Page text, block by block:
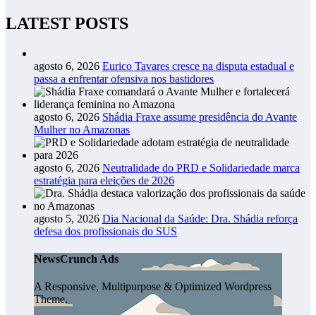
LATEST POSTS
agosto 6, 2026 Eurico Tavares cresce na disputa estadual e
passa a enfrentar ofensiva nos bastidores
agosto 6, 2026 Shádia Fraxe assume presidência do Avante
Mulher no Amazonas
agosto 6, 2026 Neutralidade do PRD e Solidariedade marca
estratégia para eleições de 2026
agosto 5, 2026 Dia Nacional da Saúde: Dra. Shádia reforça
defesa dos profissionais do SUS
NewsCrunch Ads
A Responsive, Multipurpose & Optimized Wordpress
Theme.